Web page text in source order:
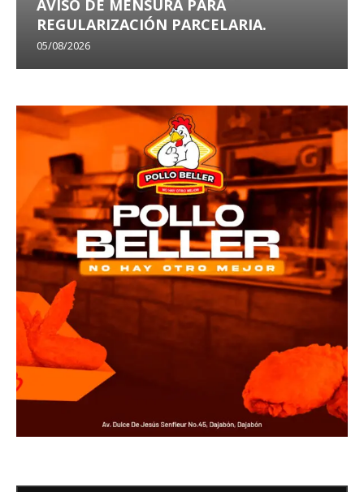
AVISO DE MENSURA PARA
REGULARIZACIÓN PARCELARIA.
05/08/2026